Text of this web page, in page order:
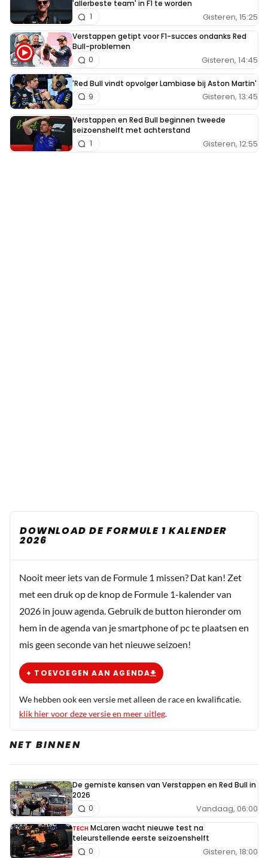
'allerbeste team' in F1 te worden
Gisteren, 15:25
1
Verstappen getipt voor F1-succes ondanks Red
Bull-problemen
Gisteren, 14:45
0
'Red Bull vindt opvolger Lambiase bij Aston Martin'
Gisteren, 13:45
9
Verstappen en Red Bull beginnen tweede
seizoenshelft met achterstand
Gisteren, 12:55
1
DOWNLOAD DE FORMULE 1 KALENDER
2026
Nooit meer iets van de Formule 1 missen? Dat kan! Zet
met een druk op de knop de Formule 1-kalender van
2026 in jouw agenda. Gebruik de button hieronder om
hem in de agenda van je smartphone of pc te plaatsen en
mis geen seconde van het nieuwe seizoen!
+ TOEVOEGEN AAN AGENDA
We hebben ook een versie met alleen de race en kwalificatie.
klik hier voor deze versie en meer uitleg.
NET BINNEN
De gemiste kansen van Verstappen en Red Bull in
2026
Vandaag, 06:00
0
TECH McLaren wacht nieuwe test na
teleurstellende eerste seizoenshelft
Gisteren, 18:00
0